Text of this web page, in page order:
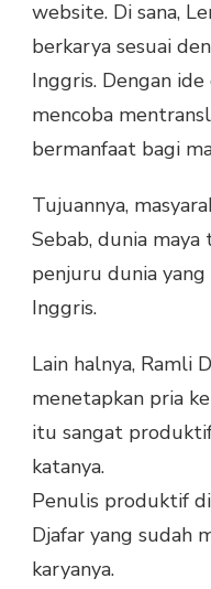
website. Di sana,
berkarya sesuai
Inggris. Dengan
mencoba
bermanfaat bagi
Tujuannya,
Sebab, dunia
penjuru dunia
Inggris.
Lain halnya, Ramli
menetapkan pria
itu sangat
katanya.
Penulis produktif
Djafar yang sudah
karyanya.